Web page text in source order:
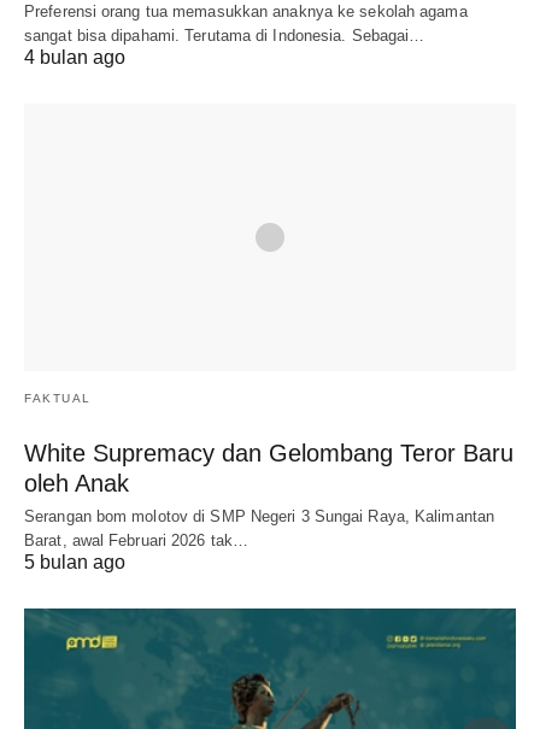
Preferensi orang tua memasukkan anaknya ke sekolah agama
sangat bisa dipahami. Terutama di Indonesia. Sebagai…
4 bulan ago
FAKTUAL
White Supremacy dan Gelombang Teror Baru
oleh Anak
Serangan bom molotov di SMP Negeri 3 Sungai Raya, Kalimantan
Barat, awal Februari 2026 tak…
5 bulan ago